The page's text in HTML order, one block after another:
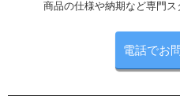
商品の仕様や納期など専門ス
電話でお